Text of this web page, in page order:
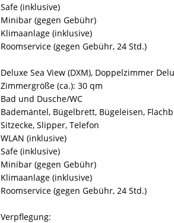
Safe (inklusive)
Minibar (gegen Gebühr)
Klimaanlage (inklusive)
Roomservice (gegen Gebühr, 24 Std.)
Deluxe Sea View (DXM), Doppelzimmer
Zimmergröße (ca.): 30 qm
Bad und Dusche/WC
Bademäntel, Bügelbrett, Bügeleisen,
Sitzecke, Slipper, Telefon
WLAN (inklusive)
Safe (inklusive)
Minibar (gegen Gebühr)
Klimaanlage (inklusive)
Roomservice (gegen Gebühr, 24 Std.)
Verpflegung: